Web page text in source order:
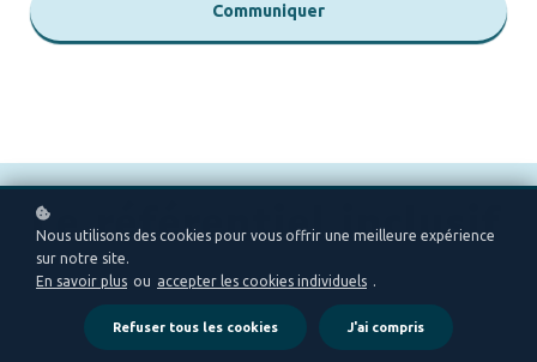
Communiquer
Le référentiel inclusif
Nous utilisons des cookies pour vous offrir une meilleure expérience
sur notre site.
En savoir plus ou accepter les cookies individuels .
Refuser tous les cookies J'ai compris